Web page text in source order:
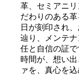
革、セミアニ
だわりのある
日が刻印され
辿り、メンテ
任と自信の証
時間が、想い
ァを、真心を